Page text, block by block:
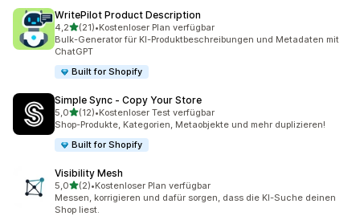
WritePilot Product Description
4,2von 5 Sternen
(21)
21 Rezensionen insgesamt
•Kostenloser Plan verfügbar
Bulk-Generator für KI-Produktbeschreibungen und Metadaten mit
ChatGPT
Built for Shopify
Simple Sync ‑ Copy Your Store
5,0von 5 Sternen
(12)
12 Rezensionen insgesamt
•Kostenloser Test verfügbar
Shop-Produkte, Kategorien, Metaobjekte und mehr duplizieren!
Built for Shopify
Visibility Mesh
5,0von 5 Sternen
(2)
2 Rezensionen insgesamt
•Kostenloser Plan verfügbar
Messen, korrigieren und dafür sorgen, dass die KI-Suche deinen
Shop liest.